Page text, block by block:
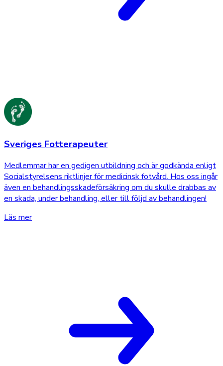
Sveriges Fotterapeuter
Medlemmar har en gedigen utbildning och är godkända enligt
Socialstyrelsens riktlinjer för medicinsk fotvård. Hos oss ingår
även en behandlingsskadeförsäkring om du skulle drabbas av
en skada, under behandling, eller till följd av behandlingen!
Läs mer